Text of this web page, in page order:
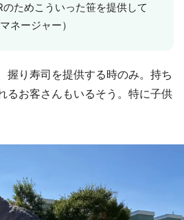
ためこういった笹を提供して
ネージャー）
握り寿司を提供する時のみ。持ち
るお客さんもいるそう。特に子供